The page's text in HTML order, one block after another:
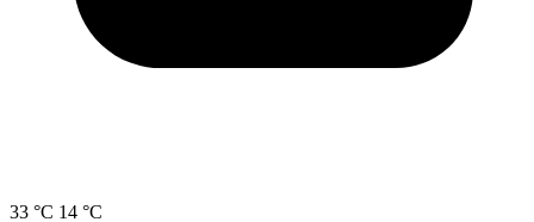
33 °C 14 °C